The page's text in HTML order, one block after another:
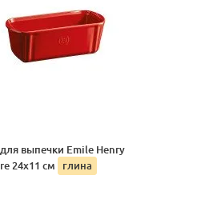
выпечки Emile Henry
24x11 см
глина